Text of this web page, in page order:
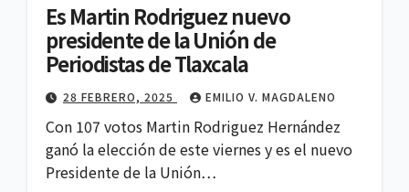
Es Martin Rodriguez nuevo
presidente de la Unión de
Periodistas de Tlaxcala
28 FEBRERO, 2025 EMILIO V. MAGDALENO
Con 107 votos Martin Rodriguez Hernández
ganó la elección de este viernes y es el nuevo
Presidente de la Unión…